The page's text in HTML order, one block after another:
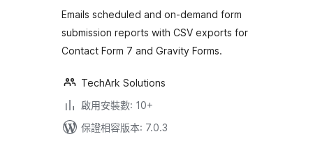
數
Emails scheduled and on-demand form
submission reports with CSV exports for
Contact Form 7 and Gravity Forms.
TechArk Solutions
啟用安裝數: 10+
保證相容版本: 7.0.3